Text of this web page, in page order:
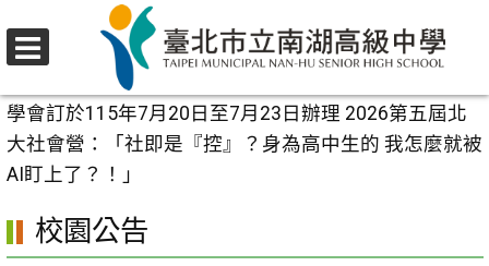
至
要
內
容
校園公告
學會訂於115年7月20日至7月23日辦理 2026第五屆北
大社會營：「社即是『控』？身為高中生的 我怎麼就被
AI盯上了？！」
校園公告
選
單